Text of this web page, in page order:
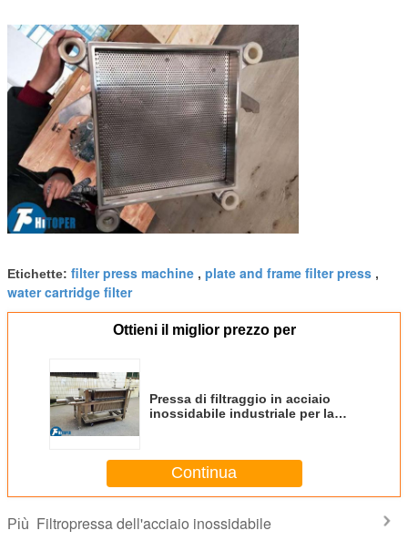
Etichette: filter press machine , plate and frame filter press ,
water cartridge filter
Ottieni il miglior prezzo per
Pressa di filtraggio in acciaio
inossidabile industriale per la
Continua
Più Filtropressa dell'acciaio inossidabile